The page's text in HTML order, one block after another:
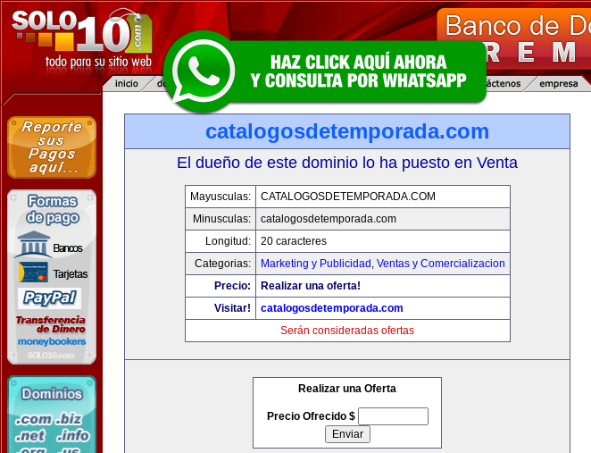
catalogosdetemporada.com
El dueño de este dominio lo ha puesto en Venta
Mayusculas:
CATALOGOSDETEMPORADA.COM
Minusculas:
catalogosdetemporada.com
Longitud:
20 caracteres
Categorias:
Marketing y Publicidad , Ventas y Comercializacion
Precio:
Realizar una oferta!
Visitar!
catalogosdetemporada.com
Serán consideradas ofertas
Realizar una Oferta
Precio Ofrecido $